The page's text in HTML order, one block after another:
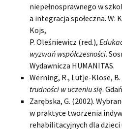
niepełnosprawnego w
a integracja społeczna. W:
Kojs,
P. Oleśniewicz (red.),
wyzwań współczesności.
Wydawnicza HUMANITAS.
Werning, R., Lutje-Klose, B.
trudności w uczeniu się.
Zarębska, G. (2002).
w praktyce tworzenia
rehabilitacyjnych dla dzieci